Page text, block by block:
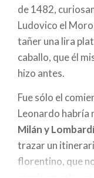
de 1482,
Ludovico el
tañer una lira
caballo, que él
hizo antes.
Fue sólo el
Leonardo habría
Milán y
trazar un
florentino, que